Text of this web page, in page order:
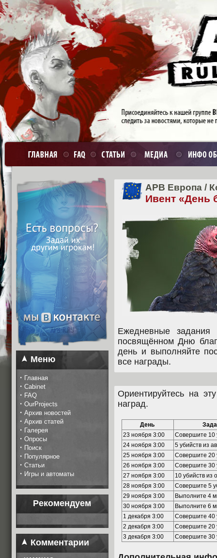
Меню
· Главная
· Cabinet
· FAQ
· OurProjects
· Архив новостей
· Архив статей
· Галерея
· Опросы
· Поиск
· Популярное
· Статьи
· Игры и автоматы
Рекомендуем
Комментарии
APB Европа /
Ивент «День
Ежедневные задания
посвящённом Дню
день и выполняйте
все награды.
Ориентируйтесь на
наград.
День
23 ноября 3:00
Совершите 10
24 ноября 3:00
5 убийств из
25 ноября 3:00
Совершите 20
26 ноября 3:00
Совершите 30
27 ноября 3:00
10 убийств из
28 ноября 3:00
Совершите 5
29 ноября 3:00
Выполните 4
30 ноября 3:00
Выполните 6
1 декабря 3:00
Совершите 40
2 декабря 3:00
Совершите 20
3 декабря 3:00
Совершите 30